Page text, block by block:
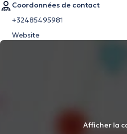
Coordonnées de contact
+32485495981
Website
Afficher la